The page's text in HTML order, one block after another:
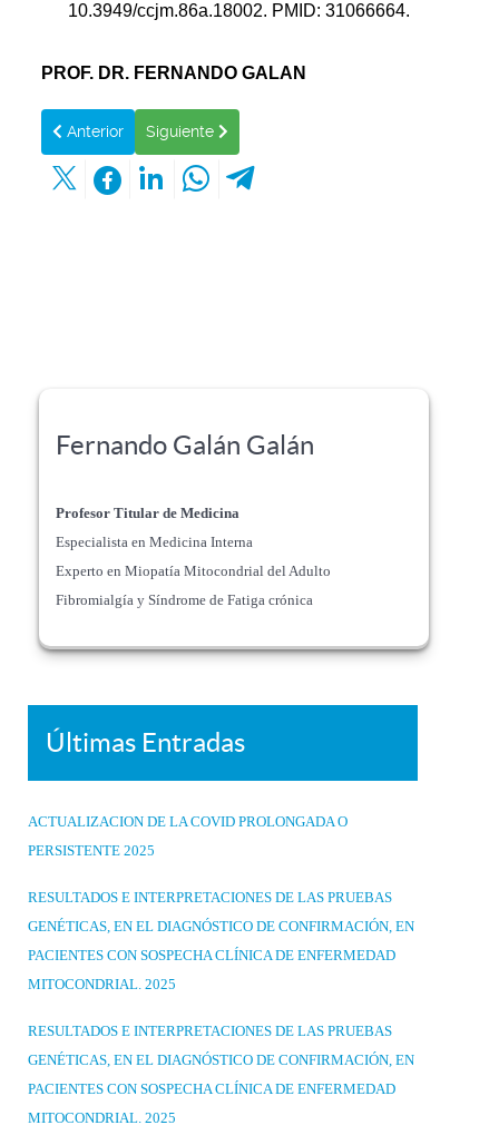
10.3949/ccjm.86a.18002. PMID: 31066664.
PROF. DR. FERNANDO GALAN
Artículo anterior: MULTIPLES CAUSAS DEL CRECIMIENTO
Anterior Artículo siguiente: ANEXOS al artículo:
Siguiente
Fernando Galán Galán
Profesor Titular de Medicina
Especialista en Medicina Interna
Experto en Miopatía Mitocondrial del Adulto
Fibromialgía y Síndrome de Fatiga crónica
Últimas Entradas
ACTUALIZACION DE LA COVID PROLONGADA O
PERSISTENTE 2025
RESULTADOS E INTERPRETACIONES DE LAS PRUEBAS
GENÉTICAS, EN EL DIAGNÓSTICO DE CONFIRMACIÓN, EN
PACIENTES CON SOSPECHA CLÍNICA DE ENFERMEDAD
MITOCONDRIAL. 2025
RESULTADOS E INTERPRETACIONES DE LAS PRUEBAS
GENÉTICAS, EN EL DIAGNÓSTICO DE CONFIRMACIÓN, EN
PACIENTES CON SOSPECHA CLÍNICA DE ENFERMEDAD
MITOCONDRIAL. 2025